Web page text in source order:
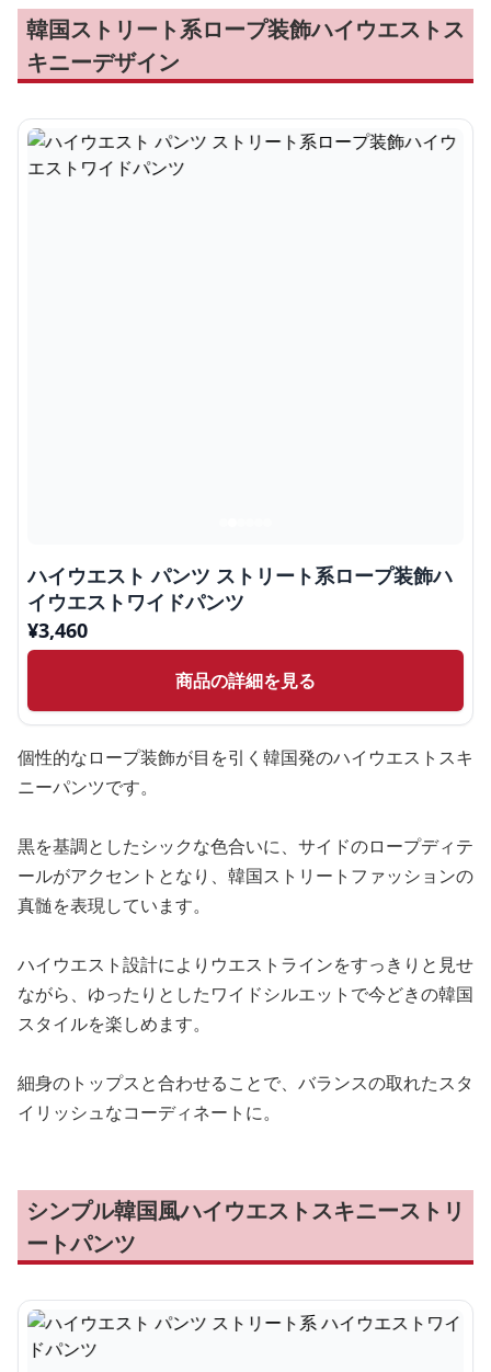
韓国ストリート系ロープ装飾ハイウエストス
キニーデザイン
ハイウエスト パンツ ストリート系ロープ装飾ハ
イウエストワイドパンツ
¥3,460
商品の詳細を見る
個性的なロープ装飾が目を引く韓国発のハイウエストスキ
ニーパンツです。
黒を基調としたシックな色合いに、サイドのロープディテ
ールがアクセントとなり、韓国ストリートファッションの
真髄を表現しています。
ハイウエスト設計によりウエストラインをすっきりと見せ
ながら、ゆったりとしたワイドシルエットで今どきの韓国
スタイルを楽しめます。
細身のトップスと合わせることで、バランスの取れたスタ
イリッシュなコーディネートに。
シンプル韓国風ハイウエストスキニーストリ
ートパンツ